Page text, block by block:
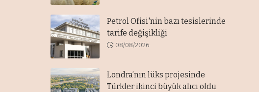
Petrol Ofisi'nin bazı tesislerinde
tarife değişikliği
08/08/2026
Londra’nın lüks projesinde
Türkler ikinci büyük alıcı oldu